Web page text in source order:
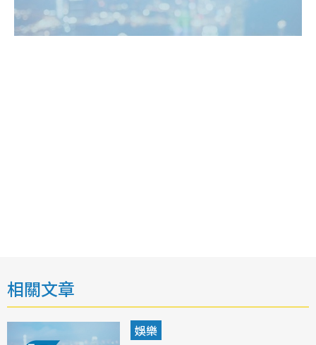
相關文章
娛樂